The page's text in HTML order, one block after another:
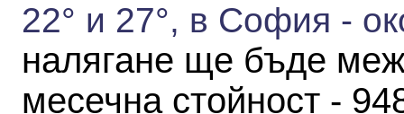
22° и 27°, в София -
налягане ще бъде
месечна стойност -